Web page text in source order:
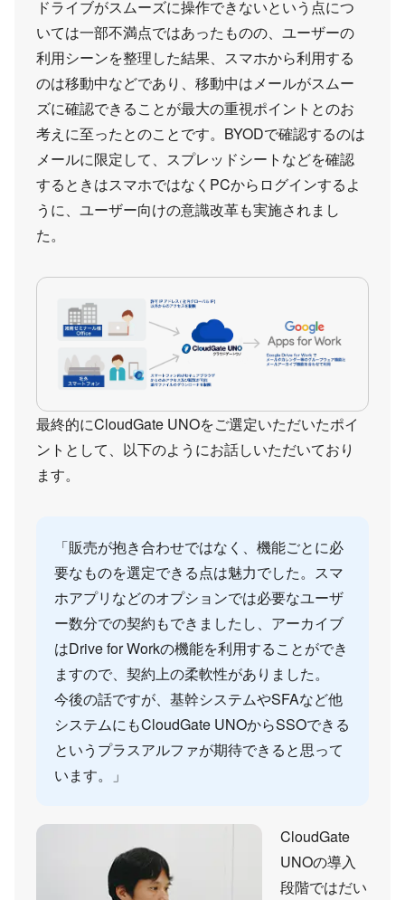
ドライブがスムーズに操作できないという点につ
いては一部不満点ではあったものの、ユーザーの
利用シーンを整理した結果、スマホから利用する
のは移動中などであり、移動中はメールがスムー
ズに確認できることが最大の重視ポイントとのお
考えに至ったとのことです。BYODで確認するのは
メールに限定して、スプレッドシートなどを確認
するときはスマホではなくPCからログインするよ
うに、ユーザー向けの意識改革も実施されまし
た。
最終的にCloudGate UNOをご選定いただいたポイ
ントとして、以下のようにお話しいただいており
ます。
「販売が抱き合わせではなく、機能ごとに必
要なものを選定できる点は魅力でした。スマ
ホアプリなどのオプションでは必要なユーザ
ー数分での契約もできましたし、アーカイブ
はDrive for Workの機能を利用することができ
ますので、契約上の柔軟性がありました。
今後の話ですが、基幹システムやSFAなど他
システムにもCloudGate UNOからSSOできる
というプラスアルファが期待できると思って
います。」
CloudGate
UNOの導入
段階ではだい